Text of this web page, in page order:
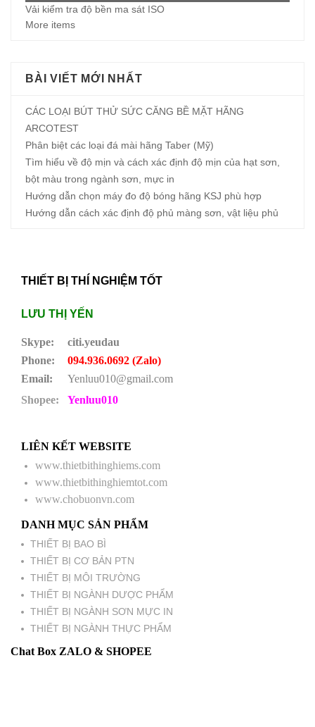
Vải kiểm tra độ bền ma sát ISO
More items
BÀI VIẾT MỚI NHẤT
CÁC LOẠI BÚT THỬ SỨC CĂNG BỀ MẶT HÃNG
ARCOTEST
Phân biệt các loại đá mài hãng Taber (Mỹ)
Tìm hiểu về độ mịn và cách xác định độ mịn của hạt sơn,
bột màu trong ngành sơn, mực in
Hướng dẫn chọn máy đo độ bóng hãng KSJ phù hợp
Hướng dẫn cách xác định độ phủ màng sơn, vật liệu phủ
THIẾT BỊ THÍ NGHIỆM TỐT
LƯU THỊ YẾN
Skype:
citi.yeudau
Phone:
094.936.0692 (Zalo)
Email:
Yenluu010@gmail.com
Shopee:
Yenluu010
LIÊN KẾT WEBSITE
www.thietbithinghiems.com
www.thietbithinghiemtot.com
www.chobuonvn.com
DANH MỤC SẢN PHẨM
THIẾT BỊ BAO BÌ
THIẾT BỊ CƠ BẢN PTN
THIẾT BỊ MÔI TRƯỜNG
THIẾT BỊ NGÀNH DƯỢC PHẨM
THIẾT BỊ NGÀNH SƠN MỰC IN
THIẾT BỊ NGÀNH THỰC PHẨM
Chat Box ZALO & SHOPEE